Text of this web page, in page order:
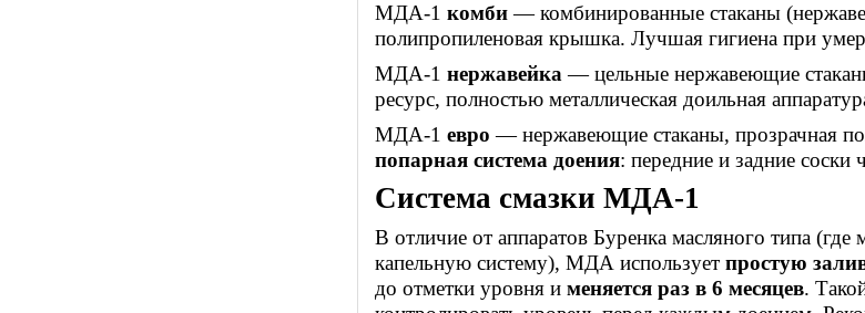
МДА-1комби— комбинированные стаканы
полипропиленовая крышка. Лучшая гигиена при
МДА-1нержавейка — цельные нержавеющие
ресурс, полностью металлическая доильная
МДА-1евро — нержавеющие стаканы, прозрачная
попарная система доения: передние и задние
Система смазки МДА-1
В отличие от аппаратов Буренка масляного типа (где
капельную систему), МДА используетпростую
до отметки уровня именяется раз в 6 месяцев.